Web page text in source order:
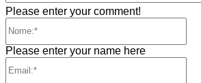
Please enter your comment!
Please enter your name here